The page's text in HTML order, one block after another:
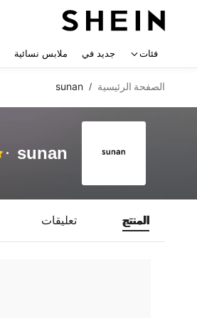
فئات جديد في ملابس نسائية
الصفحة الرئيسية /
sunan
sunan
المنتج تعليقات